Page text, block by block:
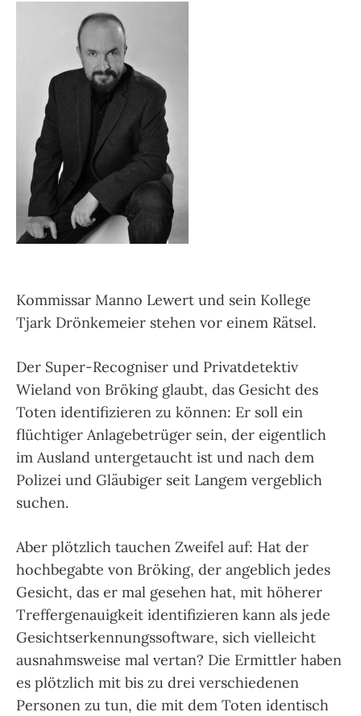
Kommissar Manno Lewert und sein Kollege
Tjark Drönkemeier stehen vor einem Rätsel.
Der Super-Recogniser und Privatdetektiv
Wieland von Bröking glaubt, das Gesicht des
Toten identifizieren zu können: Er soll ein
flüchtiger Anlagebetrüger sein, der eigentlich
im Ausland untergetaucht ist und nach dem
Polizei und Gläubiger seit Langem vergeblich
suchen.
Aber plötzlich tauchen Zweifel auf: Hat der
hochbegabte von Bröking, der angeblich jedes
Gesicht, das er mal gesehen hat, mit höherer
Treffergenauigkeit identifizieren kann als jede
Gesichtserkennungssoftware, sich vielleicht
ausnahmsweise mal vertan? Die Ermittler haben
es plötzlich mit bis zu drei verschiedenen
Personen zu tun, die mit dem Toten identisch